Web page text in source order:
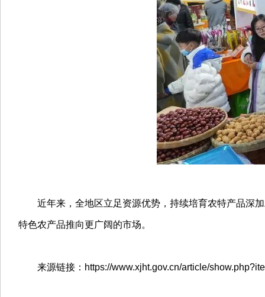
近年来，全地区立足资源优势，持续培育农特产品深加
特色农产品推向更广阔的市场。
来源链接：https://www.xjht.gov.cn/article/